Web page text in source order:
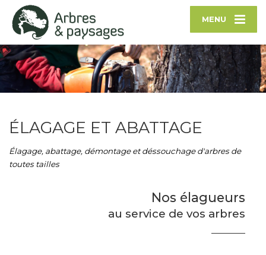
MENU
ÉLAGAGE ET ABATTAGE
Élagage, abattage, démontage et déssouchage d'arbres de
toutes tailles
Nos élagueurs
au service de vos arbres